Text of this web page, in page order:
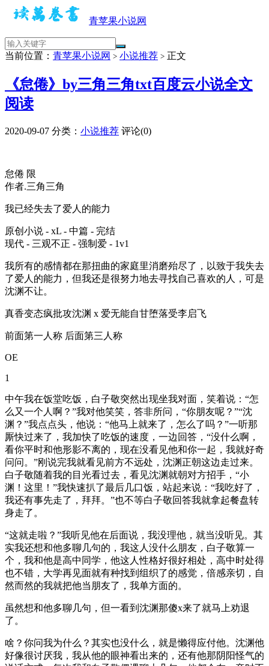
青苹果小说网
当前位置： 青苹果小说网 > 小说推荐 > 正文
《怠倦》by三角三角txt百度云小说全文
阅读
2020-09-07 分类： 小说推荐 评论(0)
怠倦 限
作者.三角三角
我已经失去了爱人的能力
原创小说 - xL - 中篇 - 完结
现代 - 三观不正 - 强制爱 - 1v1
我所有的感情都在那扭曲的家庭里消磨殆尽了，以致于我失去
了爱人的能力，但我还是很努力地去寻找自己喜欢的人，可是
沈渊不让。
真香变态疯批攻沈渊 x 爱无能自甘堕落受李启飞
前面第一人称 后面第三人称
OE
1
中午我在饭堂吃饭，白子敬突然出现坐我对面，笑着说：“怎
么又一个人啊？”我对他笑笑，答非所问，“你朋友呢？”“沈
渊？”我点点头，他说：“他马上就来了，怎么了吗？”一听那
厮快过来了，我加快了吃饭的速度，一边回答，“没什么啊，
看你平时和他形影不离的，现在没看见他和你一起，我就好奇
问问。”刚说完我就看见前方不远处，沈渊正朝这边走过来。
白子敬随着我的目光看过去，看见沈渊就朝对方招手，“小
渊！这里！”我快速扒了最后几口饭，站起来说：“我吃好了，
我还有事先走了，拜拜。”也不等白子敬回答我就拿起餐盘转
身走了。
“这就走啦？”我听见他在后面说，我没理他，就当没听见。其
实我还想和他多聊几句的，我这人没什么朋友，白子敬算一
个，我和他是高中同学，他这人性格好很好相处，高中时处得
也不错，大学再见面就有种找到组织了的感觉，倍感亲切，自
然而然的我就把他当朋友了，我单方面的。
虽然想和他多聊几句，但一看到沈渊那傻x来了就马上劝退
了。
啥？你问我为什么？其实也没什么，就是懒得应付他。沈渊他
好像很讨厌我，我从他的眼神看出来的，还有他那阴阳怪气的